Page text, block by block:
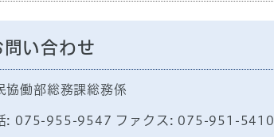
問い合わせ
協働部総務課総務係
: 075-955-9547 ファクス: 075-951-5410